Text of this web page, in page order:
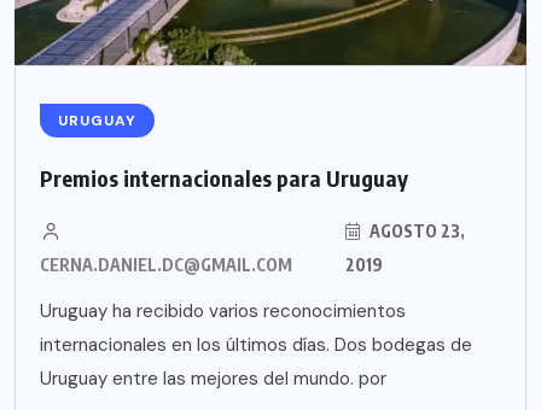
URUGUAY
Premios internacionales para Uruguay
CERNA.DANIEL.DC@GMAIL.COM
AGOSTO 23,
2019
Uruguay ha recibido varios reconocimientos
internacionales en los últimos días. Dos bodegas de
Uruguay entre las mejores del mundo. por